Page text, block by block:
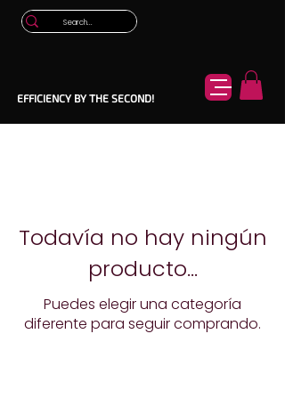
EFFICIENCY BY THE SECOND!
Todavía no hay ningún
producto...
Puedes elegir una categoría
diferente para seguir comprando.